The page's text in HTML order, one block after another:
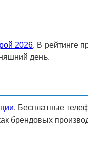
2026. В рейтинге
день.
. Бесплатные
брендовых